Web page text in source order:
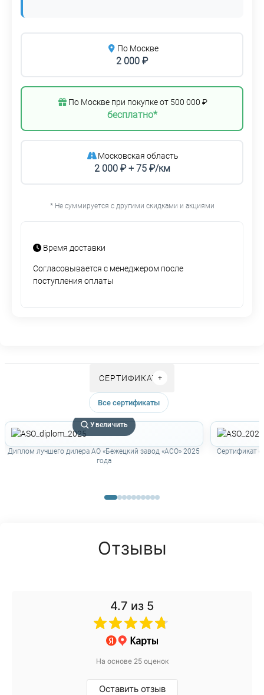
По Москве
2 000 ₽
По Москве при покупке от 500 000 ₽
бесплатно*
Московская область
2 000 ₽ + 75 ₽/км
* Не суммируется с другими скидками и акциями
Время доставки
Согласовывается с менеджером после
поступления оплаты
СЕРТИФИКАТЫ
Все сертификаты
Увеличить
Диплом лучшего дилера АО «Бежецкий завод «АСО» 2025
года
Сертификат
Отзывы
4.7 из 5
На основе 25 оценок
Оставить отзыв